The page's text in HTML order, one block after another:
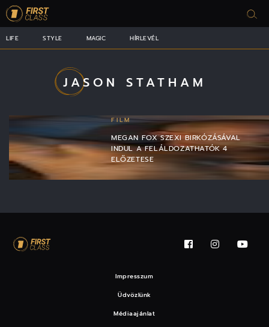
LIFE STYLE MAGIC HÍRLEVÉL
JASON STATHAM
FILM
MEGAN FOX SZEXI BIRKÓZÁSÁVAL
INDUL A FELÁLDOZATHATÓK 4
ELŐZETESE
Impresszum
Üdvözlünk
Médiaajánlat